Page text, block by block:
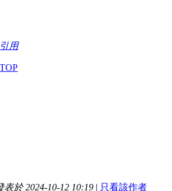
引用
TOP
表於 2024-10-12 10:19 | 只看該作者